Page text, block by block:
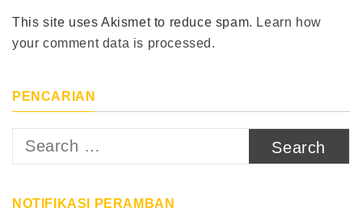
This site uses Akismet to reduce spam. Learn how
your comment data is processed.
PENCARIAN
Search
NOTIFIKASI PERAMBAN